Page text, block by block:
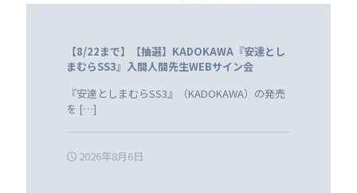
【8/22まで】【抽選】KADOKAWA『安達とし
まむらSS3』入間人間先生WEBサイン会
『安達としまむらSS3』（KADOKAWA）の発売
を […]
2026年8月6日